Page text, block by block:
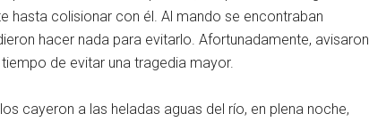
hasta colisionar con él. Al mando se encontraban
hacer nada para evitarlo. Afortunadamente, avisaron
de evitar una tragedia mayor.
cayeron a las heladas aguas del río, en plena noche,